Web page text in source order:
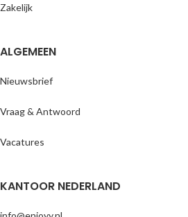
Zakelijk
ALGEMEEN
Nieuwsbrief
Vraag & Antwoord
Vacatures
KANTOOR NEDERLAND